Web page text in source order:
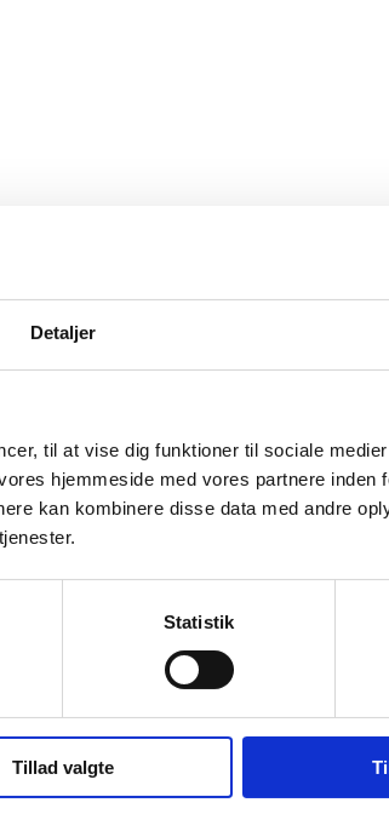
Detaljer
til at vise dig funktioner til sociale
hjemmeside med vores partnere inden
kan kombinere disse data med andre
Statistik
Tillad valgte
elektronik, og hvis du plads i din